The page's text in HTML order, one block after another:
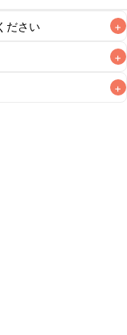
ださい +
+
+
くお早めにお召